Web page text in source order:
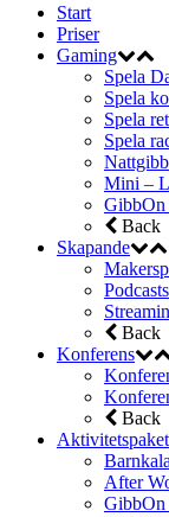
Start
Priser
Gaming
Spela
Spela
Spela
Spela
Nattgibb
Mini –
GibbOn
Back
Skapande
Back
Konferens
Back
Aktivitetspaket
After
GibbOn